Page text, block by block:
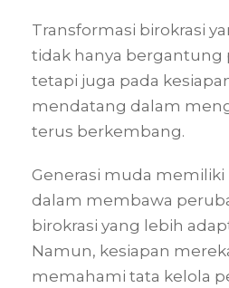
Transformasi birokrasi
tidak hanya bergantung
tetapi juga pada
mendatang dalam
terus berkembang.
Generasi muda memiliki
dalam membawa
birokrasi yang lebih
Namun, kesiapan
memahami tata kelola